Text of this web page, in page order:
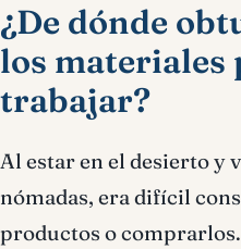
¿De dónde
los materiales
trabajar?
Al estar en el desierto y
nómadas, era difícil
productos o